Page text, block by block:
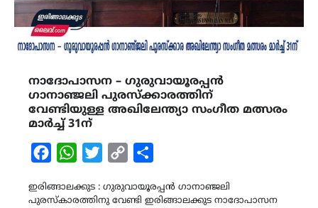
നാദോപാസന – ഗുരുവായൂരപ്പൻ
ഗാനാഞ്ജലി പുരസ്ക്കാരത്തിന്
വേണ്ടിയുള്ള അഖിലേന്ത്യാ സംഗീത മത്സരം
മാർച്ച് 31ന്
FacebookWhatsAppTwitterCopy
ഇരിങ്ങാലക്കുട : ഗുരുവായൂരപ്പൻ ഗാനാഞ്ജലി
പുരസ്കാരത്തിനു വേണ്ടി ഇരിങ്ങാലക്കുട നാദോപാസന